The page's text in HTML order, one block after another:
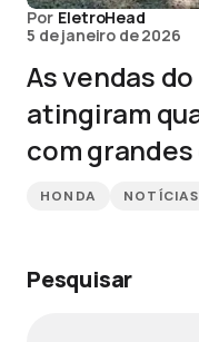
Por EletroHead
5 de janeiro de 2026
As vendas
atingiram
com
HONDA NOTÍCIAS
Pesquisar